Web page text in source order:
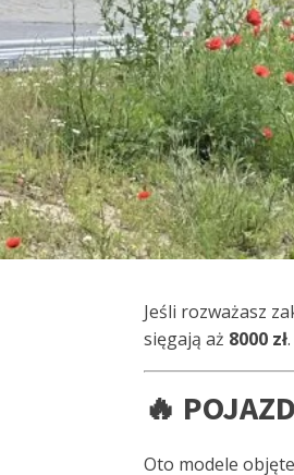
Jeśli rozważasz
sięgają aż 8000 zł
🔥
Oto modele